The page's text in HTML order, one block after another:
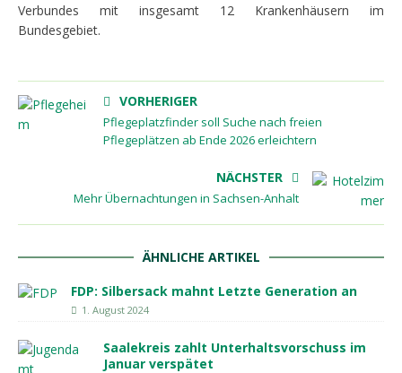
Verbundes mit insgesamt 12 Krankenhäusern im
Bundesgebiet.
VORHERIGER
Pflegeplatzfinder soll Suche nach freien
Pflegeplätzen ab Ende 2026 erleichtern
NÄCHSTER
Mehr Übernachtungen in Sachsen-Anhalt
ÄHNLICHE ARTIKEL
FDP: Silbersack mahnt Letzte Generation an
1. August 2024
Saalekreis zahlt Unterhaltsvorschuss im
Januar verspätet